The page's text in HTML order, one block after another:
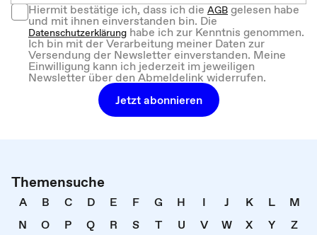
Hiermit bestätige ich, dass ich dieAGBgelesen habe
und mit ihnen einverstanden bin. Die
Datenschutzerklärung habe ich zur Kenntnis genommen.
Ich bin mit der Verarbeitung meiner Daten zur
Versendung der Newsletter einverstanden. Meine
Einwilligung kann ich jederzeit im jeweiligen
Newsletter über den Abmeldelink widerrufen.
Jetzt abonnieren
Themensuche
A B C D E F G H I J K L
M
N
O P Q R S T U V W X Y
Z